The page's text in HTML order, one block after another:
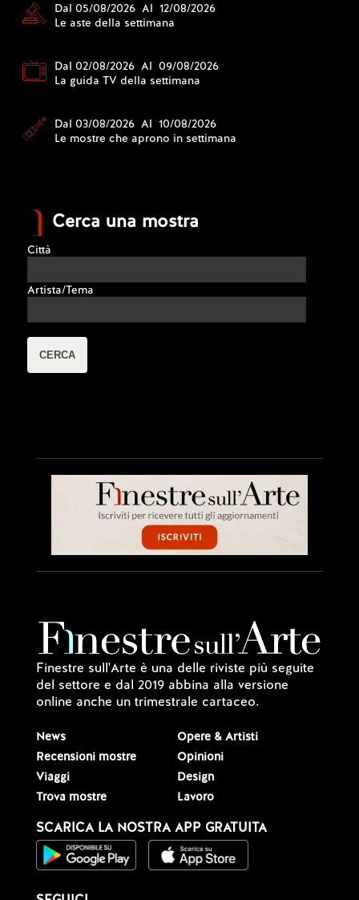
Dal 05/08/2026 Al 12/08/2026
Le aste della settimana
Dal 02/08/2026 Al 09/08/2026
La guida TV della settimana
Dal 03/08/2026 Al 10/08/2026
Le mostre che aprono in settimana
Cerca una mostra
Città
Artista/Tema
Finestre sull'Arte è una delle riviste più seguite
del settore e dal 2019 abbina alla versione
online anche un trimestrale cartaceo.
News
Recensioni mostre
Viaggi
Trova mostre
Opere & Artisti
Opinioni
Design
Lavoro
SCARICA LA NOSTRA APP GRATUITA